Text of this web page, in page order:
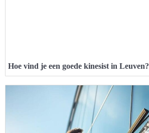
Hoe vind je een goede kinesist in Leuven?